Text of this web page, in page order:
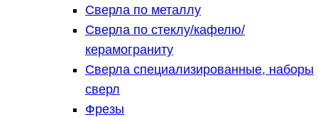
Сверла по металлу
Сверла по стеклу/кафелю/
керамограниту
Сверла специализированные, наборы
сверл
Фрезы